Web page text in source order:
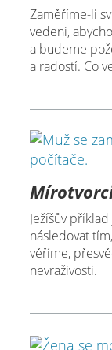
Zaměříme-li
vedeni,
a budeme
a radostí. Co
Ježíšův
následovat
věříme,
nevraživosti.